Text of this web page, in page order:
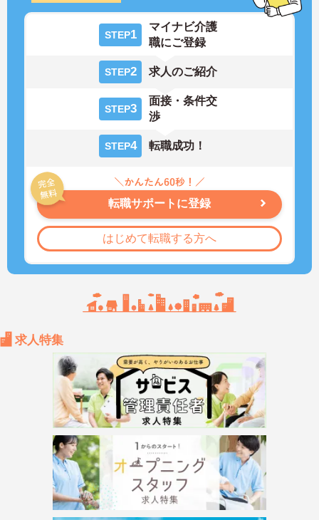
STEP1
マイナビ介護
職にご登録
STEP2 求人のご紹介
STEP3
面接・条件交
渉
STEP4 転職成功！
転職サポートに登録
はじめて転職する方へ
求人特集